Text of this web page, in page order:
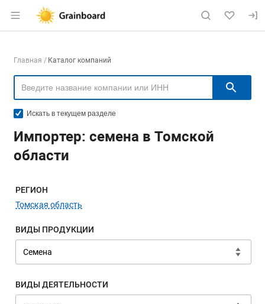
Раздел навигации по сайту
Навигация по компаниям
Главная Каталог компаний
Искать в текущем разделе
Импортер: семена в Томской
области
Меню навигации
РЕГИОН
Томская область
ВИДЫ ПРОДУКЦИИ
ВИДЫ ДЕЯТЕЛЬНОСТИ